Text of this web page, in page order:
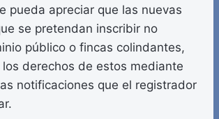
pueda apreciar que las nuevas
se pretendan inscribir no
público o fincas colindantes,
derechos de estos mediante
notificaciones que el registrador